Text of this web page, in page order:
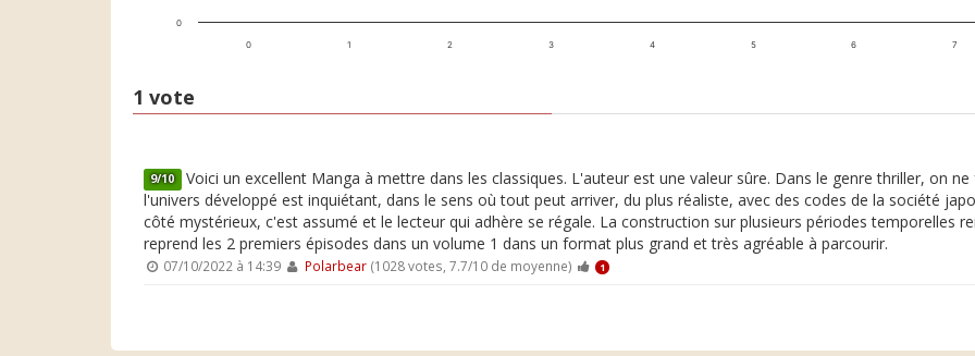
0 1 2 3 4 5 6 7
0
1 vote
9/10 Voici un excellent Manga à mettre dans les classiques. L'auteur est une valeur sûre. Dans le genre thriller, on
l'univers développé est inquiétant, dans le sens où tout peut arriver, du plus réaliste, avec des codes de la société
côté mystérieux, c'est assumé et le lecteur qui adhère se régale. La construction sur plusieurs périodes temporelles
reprend les 2 premiers épisodes dans un volume 1 dans un format plus grand et très agréable à parcourir.
07/10/2022 à 14:39 Polarbear(1028 votes, 7.7/10 de moyenne) 1